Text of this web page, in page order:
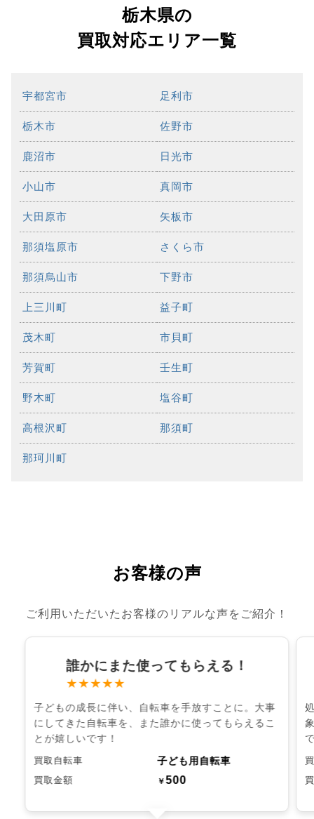
栃木県の
買取対応エリア一覧
宇都宮市 足利市
栃木市 佐野市
鹿沼市 日光市
小山市 真岡市
大田原市 矢板市
那須塩原市 さくら市
那須烏山市 下野市
上三川町 益子町
茂木町 市貝町
芳賀町 壬生町
野木町 塩谷町
高根沢町 那須町
那珂川町
お客様の声
ご利用いただいたお客様のリアルな声をご紹介！
誰かにまた使ってもらえる！
★★★★★
子どもの成長に伴い、自転車を手放すことに。大事
にしてきた自転車を、また誰かに使ってもらえるこ
とが嬉しいです！
買取自転車 子ども用自転車
買取金額 ￥500